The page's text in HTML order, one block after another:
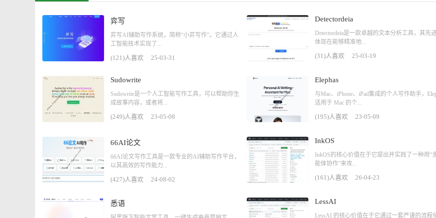
弈写
弈写AI辅助写作系统，简称“小弈写作”。它通过人
工智能技术实现了...
(121)人喜欢 25-03-31
Detectordeia
Detectordeia是一款卓越的文本分析工具，其先
体现在能够精准地...
(31)人喜欢 25-03-19
Sudowrite
Sudowrite是一个人工智能写作工具，可以帮助你生
成故事内容，或者将...
(249)人喜欢 23-05-08
Elephas
与Mac、iPhone、iPad集成的个人写作助手，
适用于 Mac 的个...
(195)人喜欢 23-05-09
66AI论文
66AI论文写作工具是一款专业的AI辅助写作平台，
以其高效的写作能力...
(427)人喜欢 24-08-02
InkOS
InkOS的核心价值在于它提出并实践了一种用“
能体协作”来攻...
(161)人喜欢 26-04-23
悉语 LessAI
LessAI 的核心价值在于它通过一套严谨的流程